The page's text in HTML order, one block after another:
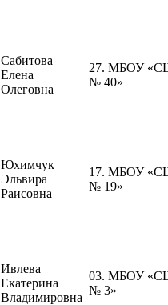
Сабитова
Елена
Олеговна
27. МБОУ
№ 40»
Юхимчук
Эльвира
Раисовна
17. МБОУ
№ 19»
Ивлева
Екатерина
Владимировна
03. МБОУ
№ 3»